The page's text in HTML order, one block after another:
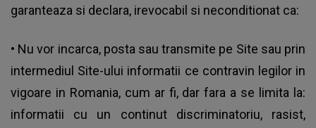
garanteaza si declara, irevocabil si neconditionat ca:
• Nu vor incarca, posta sau transmite pe Site sau prin
intermediul Site-ului informatii ce contravin legilor in
vigoare in Romania, cum ar fi, dar fara a se limita la:
informatii cu un continut discriminatoriu, rasist,